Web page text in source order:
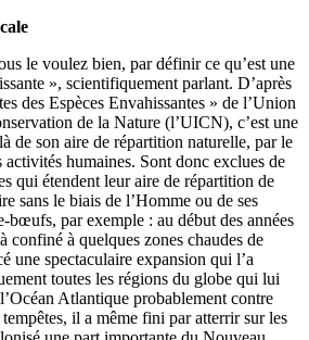
le voulez bien, par définir ce qu’est une
», scientifiquement parlant. D’après
des Espèces Envahissantes » de l’Union
de la Nature (l’UICN), c’est une
de son aire de répartition naturelle, par le
activités humaines. Sont donc exclues de
qui étendent leur aire de répartition de
sans le biais de l’Homme ou de ses
bœufs, par exemple : au début des années
confiné à quelques zones chaudes de
une spectaculaire expansion qui l’a
toutes les régions du globe qui lui
Atlantique probablement contre
il a même fini par atterrir sur les